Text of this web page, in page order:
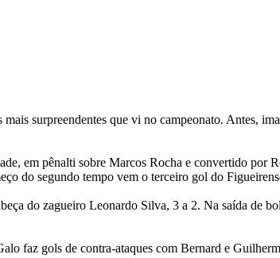
surpreendentes que vi no campeonato. Antes,
em pênalti sobre Marcos Rocha e convertido
do segundo tempo vem o terceiro gol do
do zagueiro Leonardo Silva, 3 a 2. Na saída de
faz gols de contra-ataques com Bernard e